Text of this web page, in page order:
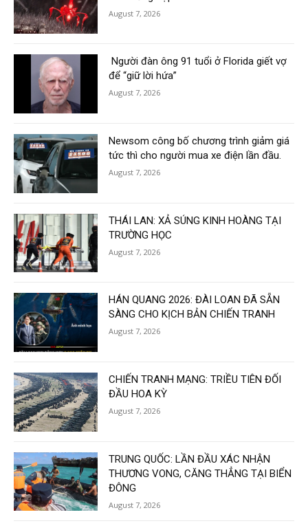
August 7, 2026
Người đàn ông 91 tuổi ở Florida giết vợ
để “giữ lời hứa”
August 7, 2026
Newsom công bố chương trình giảm giá
tức thì cho người mua xe điện lần đầu.
August 7, 2026
THÁI LAN: XẢ SÚNG KINH HOÀNG TẠI
TRƯỜNG HỌC
August 7, 2026
HÁN QUANG 2026: ĐÀI LOAN ĐÃ SẴN
SÀNG CHO KỊCH BẢN CHIẾN TRANH
August 7, 2026
CHIẾN TRANH MẠNG: TRIỀU TIÊN ĐỐI
ĐẦU HOA KỲ
August 7, 2026
TRUNG QUỐC: LẦN ĐẦU XÁC NHẬN
THƯƠNG VONG, CĂNG THẲNG TẠI BIỂN
ĐÔNG
August 7, 2026